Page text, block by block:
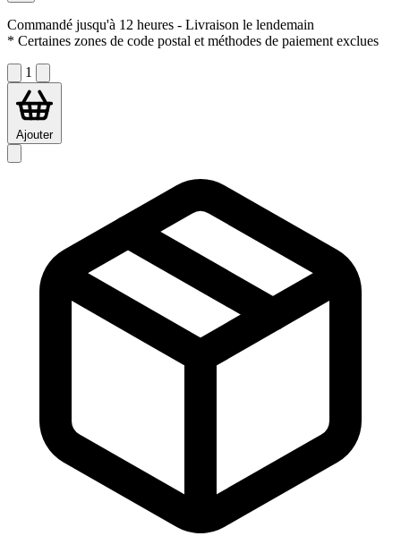
Commandé jusqu'à 12 heures - Livraison le lendemain
* Certaines zones de code postal et méthodes de paiement exclues
1
Ajouter